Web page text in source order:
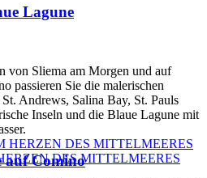
DES MITTELMEERES
Lagune
von Sliema am Morgen und auf
passieren Sie die malerischen
Andrews, Salina Bay, St. Pauls
Inseln und die Blaue Lagune mit
auf Comino